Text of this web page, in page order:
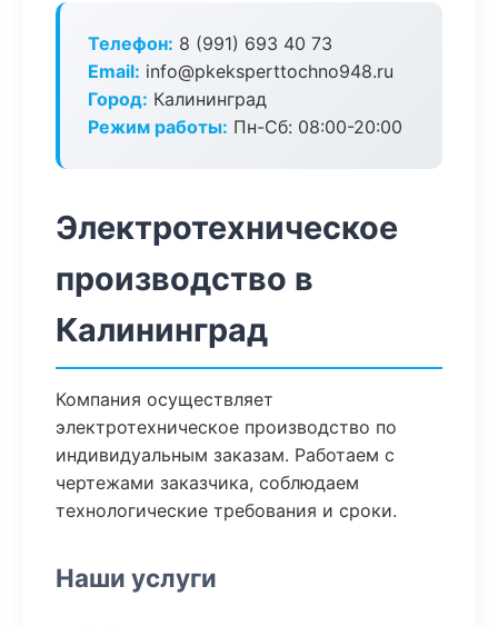
Телефон: 8 (991) 693 40 73
Email: info@pkeksperttochno948.ru
Город: Калининград
Режим работы: Пн-Сб: 08:00-20:00
Электротехническое
производство в
Калининград
Компания осуществляет
электротехническое производство по
индивидуальным заказам. Работаем с
чертежами заказчика, соблюдаем
технологические требования и сроки.
Наши услуги